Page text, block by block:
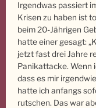
Irgendwas passiert
Krisen zu haben ist
beim 20-Jährigen
hatte einer gesagt:
jetzt fast drei Jahre
Panikattacke. Wenn
dass es mir
hatte ich anfangs
rutschen. Das war